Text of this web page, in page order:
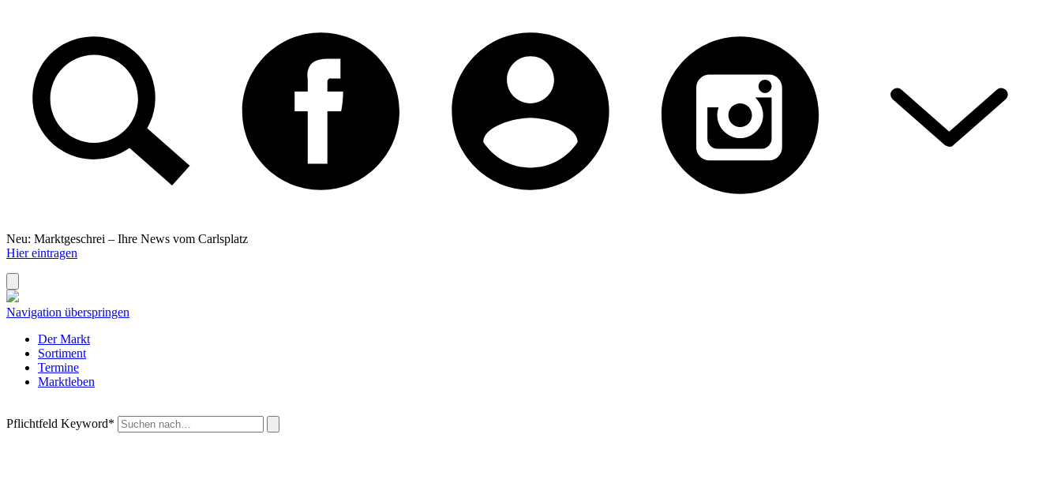
Neu: Marktgeschrei – Ihre News vom Carlsplatz
Hier eintragen
Navigation überspringen
Der Markt
Sortiment
Termine
Marktleben
Pflichtfeld Keyword*